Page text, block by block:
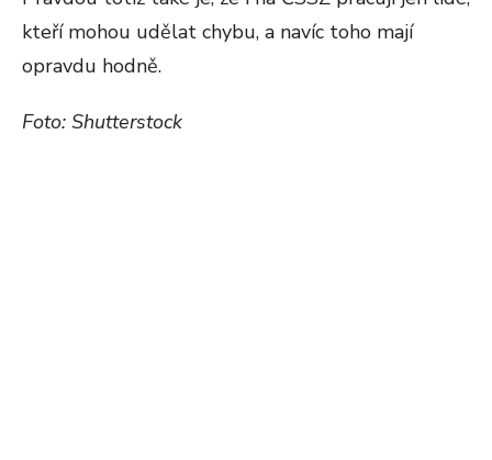
kteří mohou udělat chybu, a navíc toho mají
opravdu hodně.
Foto: Shutterstock